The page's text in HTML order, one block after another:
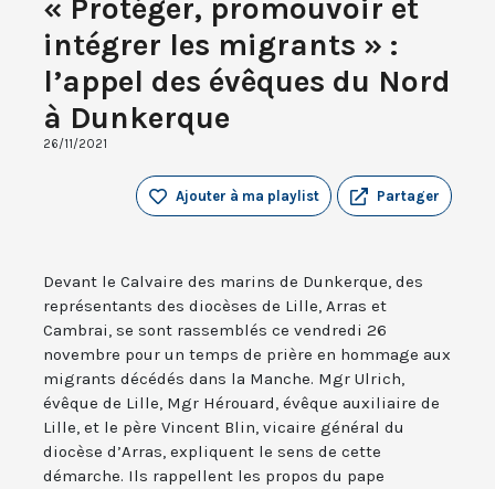
« Protéger, promouvoir et
intégrer les migrants » :
l’appel des évêques du Nord
à Dunkerque
26/11/2021
Partager
Ajouter à ma playlist
Devant le Calvaire des marins de Dunkerque, des
représentants des diocèses de Lille, Arras et
Cambrai, se sont rassemblés ce vendredi 26
novembre pour un temps de prière en hommage aux
migrants décédés dans la Manche. Mgr Ulrich,
évêque de Lille, Mgr Hérouard, évêque auxiliaire de
Lille, et le père Vincent Blin, vicaire général du
diocèse d’Arras, expliquent le sens de cette
démarche. Ils rappellent les propos du pape